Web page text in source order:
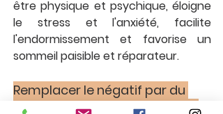
être physique et psychique, éloigne
le stress et l'anxiété, facilite
l'endormissement et favorise un
sommeil paisible et réparateur.
Remplacer le négatif par du
positif grâce à la visualisation